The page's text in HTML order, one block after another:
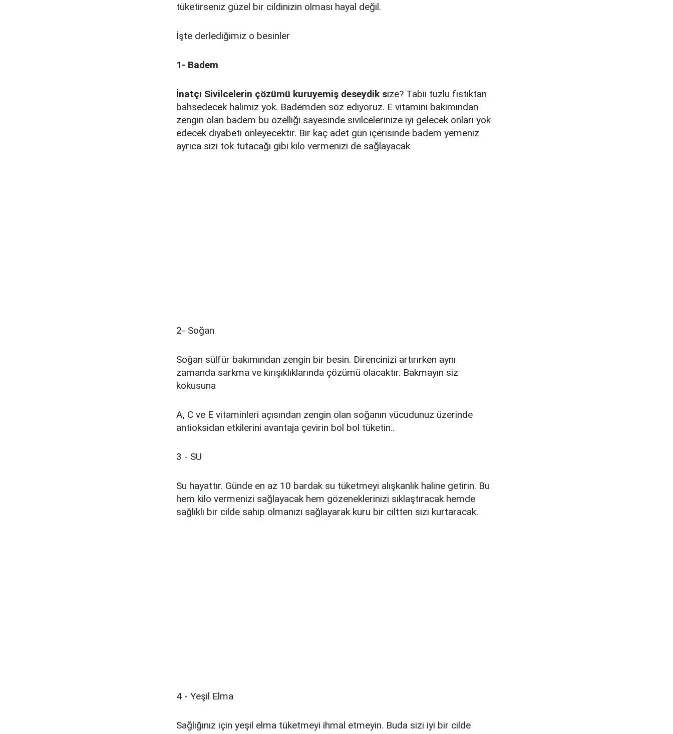
tüketirseniz güzel bir cildinizin olması hayal değil.
İşte derlediğimiz o besinler
1- Badem
İnatçı Sivilcelerin çözümü kuruyemiş deseydik size? Tabii tuzlu fıstıktan
bahsedecek halimiz yok. Bademden söz ediyoruz. E vitamini bakımından
zengin olan badem bu özelliği sayesinde sivilcelerinize iyi gelecek onları yok
edecek diyabeti önleyecektir. Bir kaç adet gün içerisinde badem yemeniz
ayrıca sizi tok tutacağı gibi kilo vermenizi de sağlayacak
2- Soğan
Soğan sülfür bakımından zengin bir besin. Direncinizi artırırken aynı
zamanda sarkma ve kırışıklıklarında çözümü olacaktır. Bakmayın siz
kokusuna
A, C ve E vitaminleri açısından zengin olan soğanın vücudunuz üzerinde
antioksidan etkilerini avantaja çevirin bol bol tüketin..
3 - SU
Su hayattır. Günde en az 10 bardak su tüketmeyi alışkanlık haline getirin. Bu
hem kilo vermenizi sağlayacak hem gözeneklerinizi sıklaştıracak hemde
sağlıklı bir cilde sahip olmanızı sağlayarak kuru bir ciltten sizi kurtaracak.
4 - Yeşil Elma
Sağlığınız için yeşil elma tüketmeyi ihmal etmeyin. Buda sizi iyi bir cilde